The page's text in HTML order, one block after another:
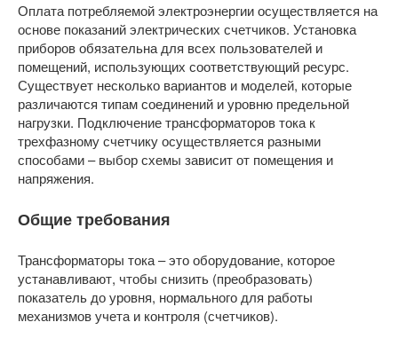
Оплата потребляемой электроэнергии осуществляется на
основе показаний электрических счетчиков. Установка
приборов обязательна для всех пользователей и
помещений, использующих соответствующий ресурс.
Существует несколько вариантов и моделей, которые
различаются типам соединений и уровню предельной
нагрузки. Подключение трансформаторов тока к
трехфазному счетчику осуществляется разными
способами – выбор схемы зависит от помещения и
напряжения.
Общие требования
Трансформаторы тока – это оборудование, которое
устанавливают, чтобы снизить (преобразовать)
показатель до уровня, нормального для работы
механизмов учета и контроля (счетчиков).